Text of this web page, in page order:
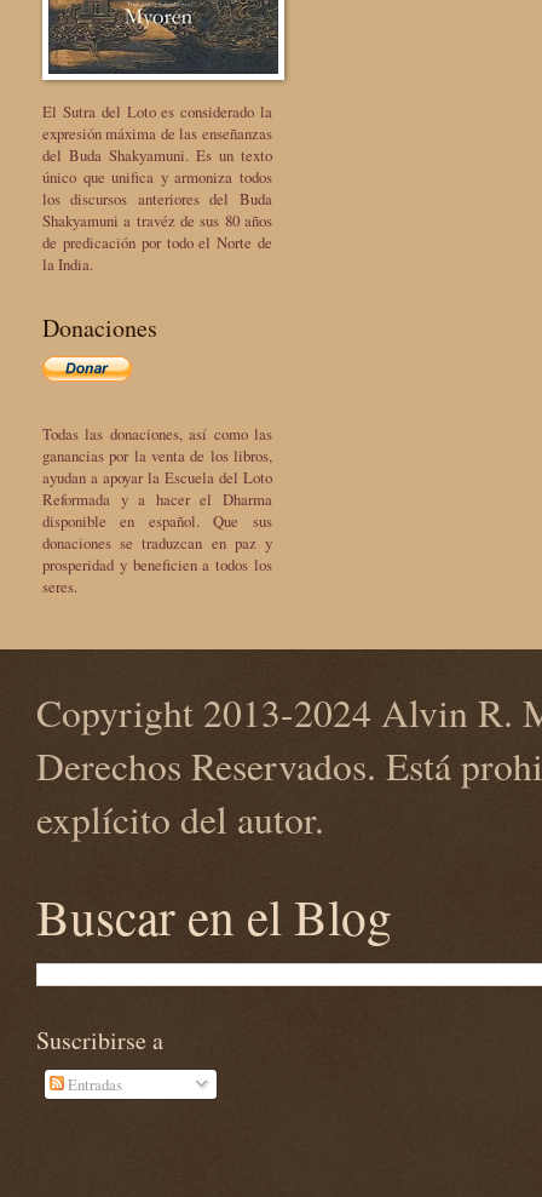
El Sutra del Loto es considerado la
expresión máxima de las enseñanzas
del Buda Shakyamuni. Es un texto
único que unifica y armoniza todos
los discursos anteriores del Buda
Shakyamuni a travéz de sus 80 años
de predicación por todo el Norte de
la India.
Donaciones
Todas las donaciones, así como las
ganancias por la venta de los libros,
ayudan a apoyar la Escuela del Loto
Reformada y a hacer el Dharma
disponible en español. Que sus
donaciones se traduzcan en paz y
prosperidad y beneficien a todos los
seres.
Copyright 2013-2024 Alvin R.
Derechos Reservados. Está
explícito del autor.
Buscar en el Blog
Suscribirse a
Entradas